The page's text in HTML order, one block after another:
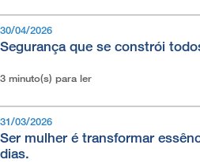
30/04/2026
Segurança que se constrói
3 minuto(s) para ler
31/03/2026
Ser mulher é transformar
dias.